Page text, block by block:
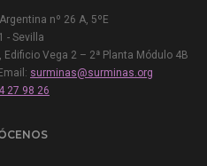
nº 26 A, 5ºE
- Sevilla
Edificio Vega 2 – 2ª Planta Módulo 4B
surminas@surminas.org
27 98 26